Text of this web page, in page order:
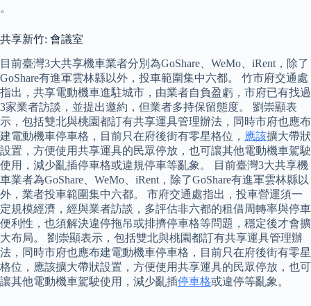
。
共享新竹: 會議室
目前臺灣3大共享機車業者分別為GoShare、WeMo、iRent，除了
GoShare有進軍雲林縣以外，投車範圍集中六都。 竹市府交通處
指出，共享電動機車進駐城市，由業者自負盈虧，市府已有找過
3家業者訪談，並提出邀約，但業者多持保留態度。 劉崇顯表
示，包括雙北與桃園都訂有共享運具管理辦法，同時市府也應布
建電動機車停車格，目前只在府後街有零星格位， 應該擴大帶狀
設置，方便使用共享運具的民眾停放，也可讓其他電動機車駕駛
使用，減少亂插停車格或違規停車等亂象。 目前臺灣3大共享機
車業者為GoShare、WeMo、iRent，除了GoShare有進軍雲林縣以
外，業者投車範圍集中六都。 市府交通處指出，投車營運須一
定規模經濟，經與業者訪談，多評估非六都的租借周轉率與停車
便利性，也須解決違停拖吊或排擠停車格等問題，穩定後才會擴
大布局。 劉崇顯表示，包括雙北與桃園都訂有共享運具管理辦
法，同時市府也應布建電動機車停車格，目前只在府後街有零星
格位，應該擴大帶狀設置，方便使用共享運具的民眾停放，也可
讓其他電動機車駕駛使用，減少亂插停車格或違停等亂象。